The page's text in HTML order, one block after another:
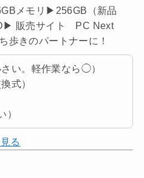
メモリ▶256GB（新品
販売サイト PC Next
歩きのパートナーに！
い。軽作業なら◯）
式）
）
る